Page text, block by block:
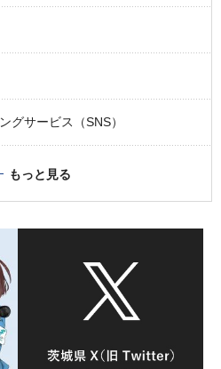
グサービス（SNS）
もっと見る